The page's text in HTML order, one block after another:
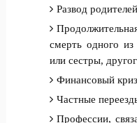
Развод
смерть одного из
или сестры,
Финансовый
Частные
Профессии,